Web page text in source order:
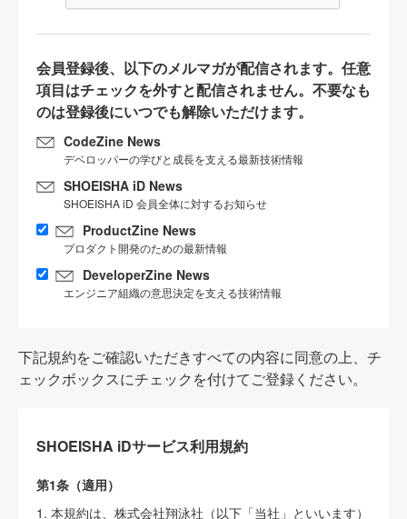
会員登録後、以下のメルマガが配信されます。任意
項目はチェックを外すと配信されません。不要なも
のは登録後にいつでも解除いただけます。
CodeZine News
デベロッパーの学びと成長を支える最新技術情報
SHOEISHA iD News
SHOEISHA iD 会員全体に対するお知らせ
ProductZine News
プロダクト開発のための最新情報
DeveloperZine News
エンジニア組織の意思決定を支える技術情報
下記規約をご確認いただきすべての内容に同意の上、チ
ェックボックスにチェックを付けてご登録ください。
SHOEISHA iDサービス利用規約
第1条（適用）
1. 本規約は、株式会社翔泳社（以下「当社」といいます）